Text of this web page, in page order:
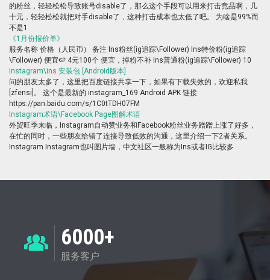
的粉丝，轻轻松松导致账号disable了，那么这个手段可以用来打击竞品啊，几
十元，轻轻松松就把对手disable了，这种打击成本也太低了吧。 为啥是99%而
不是1
《1月份报价单》
服务名称 价格（人民币） 备注 Ins粉丝(ig追踪\Follower) Ins特价粉(ig追踪
\Follower) 便宜🍉 4元100个 便宜，掉粉不补 Ins普通粉(ig追踪\Follower) 10
Instagram\ins 安装包 [Android版本]
问的朋友太多了，这里把百度链接共享一下，如果有下载失效的，欢迎私我
[zfensi]。 这个是最新的 instagram_169 Android APK 链接:
https://pan.baidu.com/s/1C0tTDH07FM
Instagram术语\Facebook Page图解术语
外贸旺季来临，Instagram自动赞业务和Facebook粉丝业务蹭蹭上涨了好多，
在忙的同时，一些朋友给错了连接导致低效的沟通，这里介绍一下2者关系。
Instagram Instagram也叫图片墙，中文社区一般称为Ins或者IG比较多
6000+
服务客户